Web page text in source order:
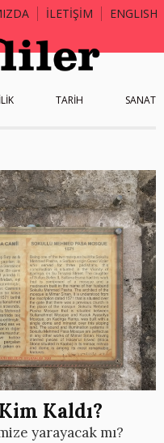
İLETİŞİM ENGLISH
TARİH SANAT
Kaldı?
yarayacak mı?